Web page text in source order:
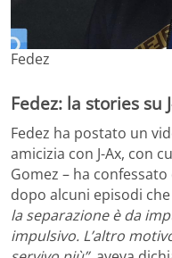
Fedez
Fedez: la stories su
Fedez ha postato un
amicizia con J-Ax, con
Gomez – ha
dopo alcuni episodi
la separazione è da
impulsivo. L’altro